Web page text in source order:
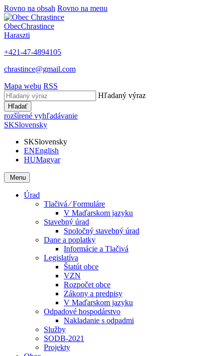
Rovno na obsah Rovno na menu
ObecChrastince
Haraszti
+421-47-4894105
chrastince@gmail.com
Mapa webu RSS
Hľadaný výraz
Hľadať
rozšírené vyhľadávanie
SKSlovensky
SKSlovensky
ENEnglish
HUMagyar
Menu
Úrad
Tlačivá ⁄ Formuláre
V Maďarskom jazyku
Stavebný úrad
Spoločný stavebný úrad
Dane a poplatky
Informácie a Tlačivá
Legislatíva
Štatút obce
VZN
Rozpočet obce
Zákony a predpisy
V Maďarskom jazyku
Odpadové hospodárstvo
Nakladanie s odpadmi
Služby
SODB-2021
Projekty